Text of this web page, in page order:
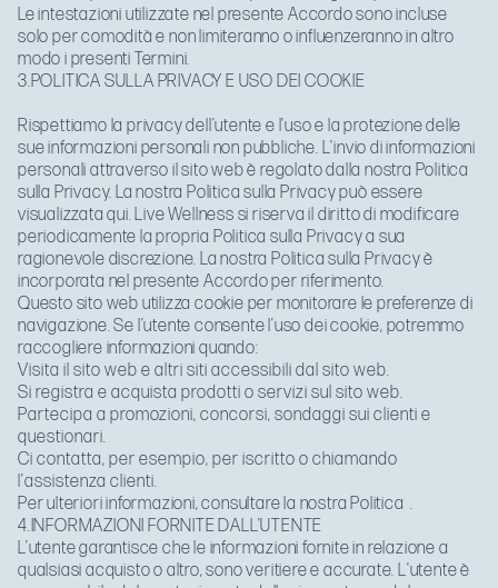
Le intestazioni utilizzate nel presente Accordo sono incluse
solo per comodità e non limiteranno o influenzeranno in altro
modo i presenti Termini.
3.POLITICA SULLA PRIVACY E USO DEI COOKIE
Rispettiamo la privacy dell’utente e l'uso e la protezione delle
sue informazioni personali non pubbliche. L'invio di informazioni
personali attraverso il sito web è regolato dalla nostra Politica
sulla Privacy. La nostra Politica sulla Privacy può essere
visualizzataqui. Live Wellness si riserva il diritto di modificare
periodicamente la propria Politica sulla Privacy a sua
ragionevole discrezione. La nostra Politica sulla Privacy è
incorporata nel presente Accordo per riferimento.
Questo sito web utilizza cookie per monitorare le preferenze di
navigazione. Se l’utente consente l’uso dei cookie, potremmo
raccogliere informazioni quando:
Visita il sito web e altri siti accessibili dal sito web.
Si registra e acquista prodotti o servizi sul sito web.
Partecipa a promozioni, concorsi, sondaggi sui clienti e
questionari.
Ci contatta, per esempio, per iscritto o chiamando
l’assistenza clienti.
Per ulteriori informazioni, consultare la nostraPolitica.
4.INFORMAZIONI FORNITE DALL’UTENTE
L’utente garantisce che le informazioni fornite in relazione a
qualsiasi acquisto o altro, sono veritiere e accurate. L'utente è